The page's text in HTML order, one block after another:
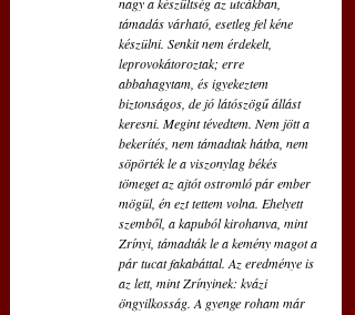
nagy a készültség az utcákban,
támadás várható, esetleg fel kéne
készülni. Senkit nem érdekelt,
leprovokátoroztak; erre
abbahagytam, és igyekeztem
biztonságos, de jó látószögű állást
keresni. Megint tévedtem. Nem jött a
bekerítés, nem támadtak hátba, nem
söpörték le a viszonylag békés
tömeget az ajtót ostromló pár ember
mögül, én ezt tettem volna. Ehelyett
szemből, a kapuból kirohanva, mint
Zrínyi, támadták le a kemény magot a
pár tucat fakabáttal. Az eredménye is
az lett, mint Zrínyinek: kvázi
öngyilkosság. A gyenge roham már